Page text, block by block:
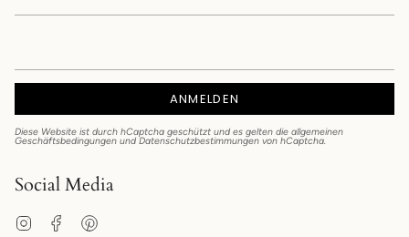
ANMELDEN
Diese Website ist durch hCaptcha geschützt und es gelten die allgemeinen
Geschäftsbedingungen und Datenschutzbestimmungen von hCaptcha.
Social Media
InstagramFacebook